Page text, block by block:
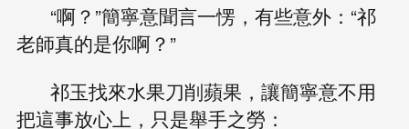
“啊？”簡寧意聞言一愣，有些意外：“祁
老師真的是你啊？”
祁玉找來水果刀削蘋果，讓簡寧意不用
把這事放心上，只是舉手之勞：